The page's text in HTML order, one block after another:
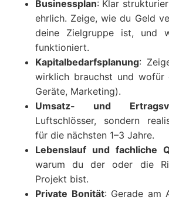
Businessplan: Klar
ehrlich. Zeige, wie du Geld
deine Zielgruppe ist, und
funktioniert.
Kapitalbedarfsplanung:
wirklich brauchst und wofür
Geräte, Marketing).
Umsatz- und
Luftschlösser, sondern
für die nächsten 1–3 Jahre.
Lebenslauf und fachliche
warum du der oder die
Projekt bist.
Private Bonität: Gerade am